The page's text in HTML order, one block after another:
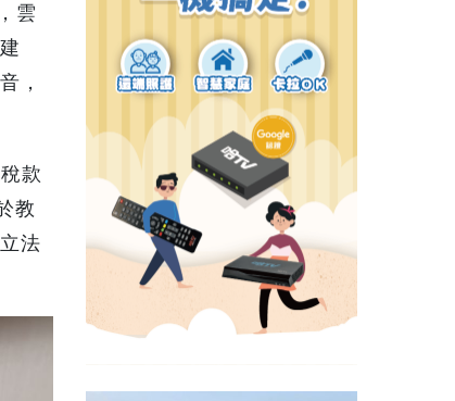
雲
，
款
教
法